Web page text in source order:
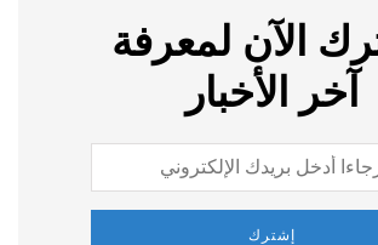
الآن لمعرفة
آخر الأخبار
إشترك